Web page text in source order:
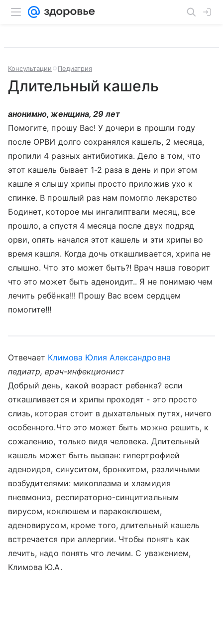
Консультации Педиатрия
Длительный кашель
анонимно, женщина, 29 лет
Помогите, прошу Вас! У дочери в прошли году
после ОРВИ долго сохранялся кашель, 2 месяца,
пропили 4 разных антибиотика. Дело в том, что
этот кашель бывает 1-2 раза в день и при этом
кашле я слышу хрипы просто приложив ухо к
спинке. В прошлый раз нам помогло лекарство
Бодинет, которое мы ингалиптвали месяц, все
прошло, а спустя 4 месяца после двух подряд
орви, опять начался этот кашель и эти хрипы во
время кашля. Когда дочь откашливается, хрипа не
слышно. Что это может быть?! Врач наша говорит
что это может быть аденоидит.. Я не понимаю чем
лечить ребёнка!!! Прошу Вас всем сердцем
помогите!!!
Отвечает Климова Юлия Александровна
педиатр, врач-инфекционист
Добрый день, какой возраст ребенка? если
откашливается и хрипы проходят - это просто
слизь, которая стоит в дыхательных путях, ничего
особенного.Что это может быть можно решить, к
сожалению, только видя человека. Длительный
кашель может быть вызван: гипертрофией
аденоидов, синуситом, бронхитом, различными
возбудителями: микоплазма и хламидия
пневмониэ, респираторно-синцитиальным
вирусом, коклюшем и паракоклюшем,
аденовирусом, кроме того, длительный кашель
встречается при аллергии. Чтобы понять как
лечить, надо понять что лечим. С уважением,
Климова Ю.А.